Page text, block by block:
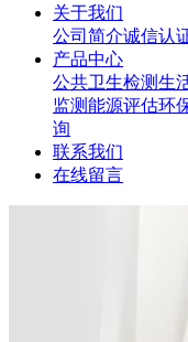
关于我们
公司简介诚信认
产品中心
公共卫生检测生
监测能源评估环
询
联系我们
在线留言